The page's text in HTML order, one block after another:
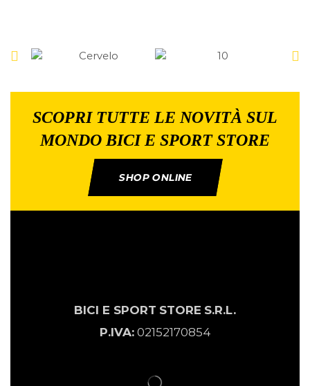
SCOPRI TUTTE LE NOVITÀ SUL
MONDO BICI E SPORT STORE
SHOP ONLINE
BICI E SPORT STORE S.R.L.
P.IVA:02152170854